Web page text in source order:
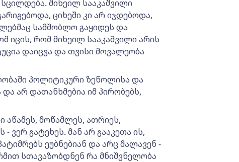
მიხეილ სააკაშვილი
ციხეში კი არ იჯდებოდა,
სამშობლო გაყიდეს და
იცის, რომ მიხეილ სააკაშვილი არის
დაიცვა და თვისი მოვალეობა
პოლიტიკური ზეწოლისა და
არ დათანხმებია იმ პირობებს,
აწამეს, მოწამლეს, ათრიეს,
ვერ გატეხეს. მან არ გააკეთა ის,
ეუბნებიან და არც მალავენ -
სთავაზობდნენ რა მნიშვნელობა